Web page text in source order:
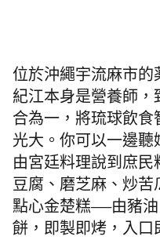
位於沖繩宇流麻市的
紀江本身是營養師
合為一，將琉球飲
光大。你可以一邊聽
由宮廷料理說到庶
豆腐、磨芝麻、炒
點心金楚糕——由豬
餅，即製即烤，入口